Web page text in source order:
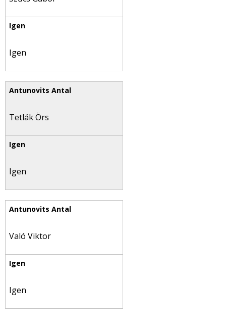
Igen
Tetlák Örs
Igen
Való Viktor
Igen